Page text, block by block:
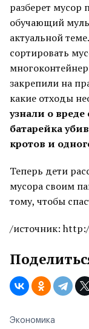
разберет мусор
обучающий
актуальной
сортировать
закрепили на
какие отходы
узнали о
батарейка
кротов и
Теперь дети
мусора своим
тому, чтобы
/источник:
Экономика